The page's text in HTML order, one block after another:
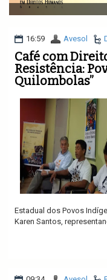
16:59 Avesol
Café com
Resistência:
Quilombolas”
Estadual dos Povos
Karen Santos,